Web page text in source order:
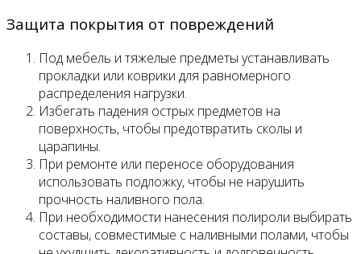
Защита покрытия от повреждений
Под мебель и тяжелые предметы устанавливать
прокладки или коврики для равномерного
распределения нагрузки.
Избегать падения острых предметов на
поверхность, чтобы предотвратить сколы и
царапины.
При ремонте или переносе оборудования
использовать подложку, чтобы не нарушить
прочность наливного пола.
При необходимости нанесения полироли выбирать
составы, совместимые с наливными полами, чтобы